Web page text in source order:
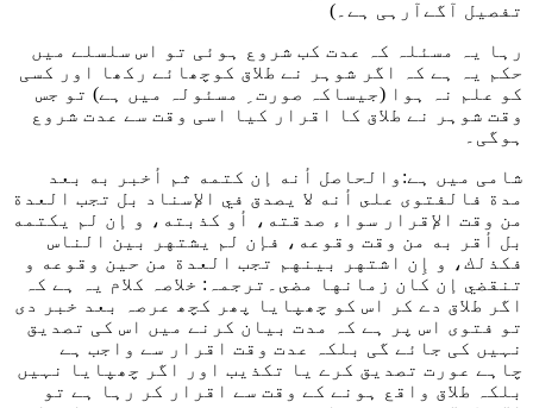
تفصیل آگےآرہی ہے۔)
رہا یہ مسئلہ کہ عدت کب شروع ہوئی تو اس سلسلے میں
حکم یہ ہے کہ اگر شوہر نے طلاق کوچھائے رکھا اور کسی
کو علم نہ ہوا (جیساکہ صورت ِ مسئولہ میں ہے) تو جس
وقت شوہر نے طلاق کا اقرار کیا اسی وقت سے عدت شروع
ہوگی۔
شامی میں ہے:والحاصل أنه إن كتمه ثم أخبر به بعد
مدة فالفتوى على أنه لا يصدق في الإسناد بل تجب العدة
من وقت الإقرار سواء صدقته، أو كذبته، و إن لم يكتمه
بل أقر به من وقت وقوعه، فإن لم يشتهر بين الناس
فكذلك، و إِن اشتهر بينهم تجب العدة من حين وقوعه و
تنقضي إن كان زمانها مضى ۔ترجمہ: خلاصہ کلام یہ ہے کہ
اگر طلاق دے کر اس کو چھپایا پھر کچھ عرصہ بعد خبر دی
تو فتوی اس پر ہے کہ مدت بیان کرنے میں اس کی تصدیق
نہیں کی جائے گی بلکہ عدت وقت اقرار سے واجب ہے
چاہے عورت تصدیق کرے یا تکذیب اور اگر چھپایا نہیں
بلکہ طلاق واقع ہونے کے وقت سے اقرار کر رہا ہے تو